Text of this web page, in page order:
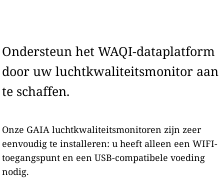
Ondersteun het WAQI-dataplatform
door uw luchtkwaliteitsmonitor aan
te schaffen.
Onze GAIA luchtkwaliteitsmonitoren zijn zeer
eenvoudig te installeren: u heeft alleen een WIFI-
toegangspunt en een USB-compatibele voeding
nodig.